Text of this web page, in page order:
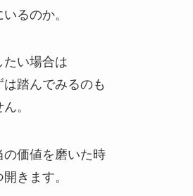
るのか。
たい場合は
踏んでみるのも
。
の価値を磨いた時
きます。